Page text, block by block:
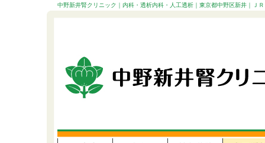
中野新井腎クリニック｜内科・透析内科・人工透析｜東京都中野区新井｜Ｊ